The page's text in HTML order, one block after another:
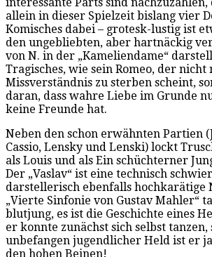
allein in dieser Spielzeit bislang vier
Komisches dabei – grotesk-lustig ist
den ungebliebten, aber hartnäckig
von N. in der „Kameliendame“
Tragisches, wie sein Romeo, der nicht
Missverständnis zu sterben scheint,
daran, dass wahre Liebe im Grunde
keine Freunde hat.
Neben den schon erwähnten Partien
Cassio, Lensky und Lenski) lockt
als Louis und als Ein schüchterner
Der „Vaslav“ ist eine technisch
darstellerisch ebenfalls hochkarätige
„Vierte Sinfonie von Gustav Mahler“
blutjung, es ist die Geschichte eines
er konnte zunächst sich selbst tanzen,
unbefangen jugendlicher Held ist er
den hohen Beinen!